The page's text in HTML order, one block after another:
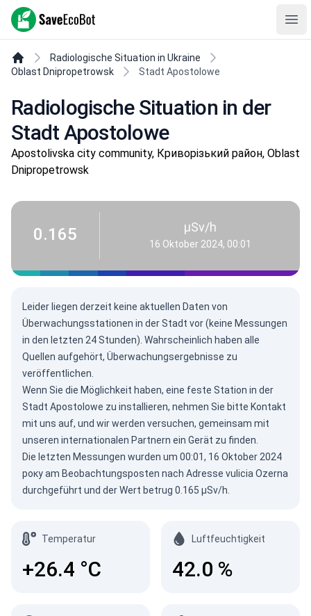
SaveEcoBot
Radiologische Situation in Ukraine
Oblast Dnipropetrowsk
Stadt Apostolowe
Radiologische Situation in der
Stadt Apostolowe
Apostolivska city community, Криворізький район, Oblast
Dnipropetrowsk
0.165 µSv/h
16 Oktober 2024, 00:01
Leider liegen derzeit keine aktuellen Daten von
Überwachungsstationen in der Stadt vor (keine Messungen
in den letzten 24 Stunden). Wahrscheinlich haben alle
Quellen aufgehört, Überwachungsergebnisse zu
veröffentlichen.
Wenn Sie die Möglichkeit haben, eine feste Station in der
Stadt Apostolowe zu installieren, nehmen Sie bitte Kontakt
mit uns auf, und wir werden versuchen, gemeinsam mit
unseren internationalen Partnern ein Gerät zu finden.
Die letzten Messungen wurden um 00:01, 16 Oktober 2024
року am Beobachtungsposten nach Adresse vulicia Ozerna
durchgeführt und der Wert betrug 0.165 µSv/h.
Temperatur
+26.4 °C
Luftfeuchtigkeit
42.0 %